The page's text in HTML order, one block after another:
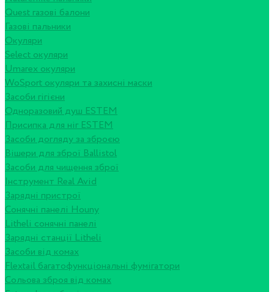
Quest газові балони
Газові пальники
Окуляри
Select окуляри
Umarex окуляри
WoSport окуляри та захисні маски
Засоби гігієни
Одноразовий душ ESTEM
Присипка для ніг ESTEM
Засоби догляду за зброєю
Вішери для зброї Ballistol
Засоби для чищення зброї
Інструмент Real Avid
Зарядні пристрої
Сонячні панелі Houny
Litheli сонячні панелі
Зарядні станції Litheli
Засоби від комах
Flextail багатофункціональні фумігатори
Сольова зброя від комах